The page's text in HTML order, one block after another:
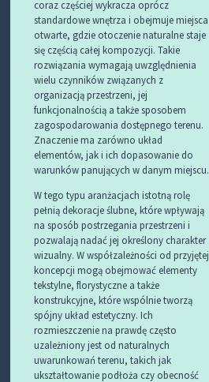
coraz częściej wykracza oprócz
standardowe wnętrza i obejmuje miejsca
otwarte, gdzie otoczenie naturalne staje
się częścią całej kompozycji. Takie
rozwiązania wymagają uwzględnienia
wielu czynników związanych z
organizacją przestrzeni, jej
funkcjonalnością a także sposobem
zagospodarowania dostępnego terenu.
Znaczenie ma zarówno układ
elementów, jak i ich dopasowanie do
warunków panujących w danym miejscu.
W tego typu aranżacjach istotną rolę
pełnią dekoracje ślubne, które wpływają
na sposób postrzegania przestrzeni i
pozwalają nadać jej określony charakter
wizualny. W współzależności od przyjętej
koncepcji mogą obejmować elementy
tekstylne, florystyczne a także
konstrukcyjne, które wspólnie tworzą
spójny układ estetyczny. Ich
rozmieszczenie na prawdę często
uzależniony jest od naturalnych
uwarunkowań terenu, takich jak
ukształtowanie podłoża czy obecność